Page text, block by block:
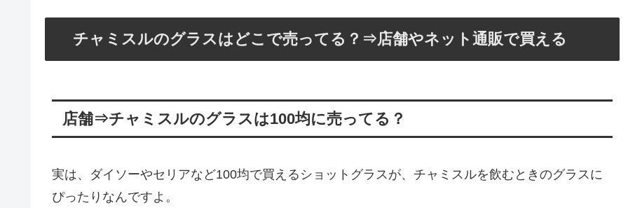
チャミスルのグラスはどこで売ってる？⇒店舗やネット通販で買える
店舗⇒チャミスルのグラスは100均に売ってる？
実は、ダイソーやセリアなど100均で買えるショットグラスが、チャミスルを飲むときのグラスに
ぴったりなんですよ。